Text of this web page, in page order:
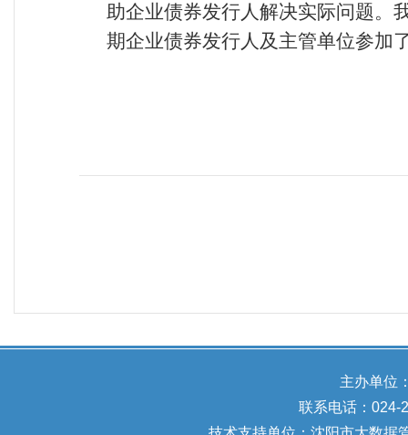
助企业债券发行人解决实际问题。
期企业债券发行人及主管单位参加